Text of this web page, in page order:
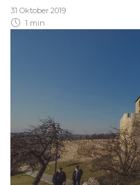
31 Oktober 2019
1 min